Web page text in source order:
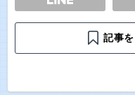
記事